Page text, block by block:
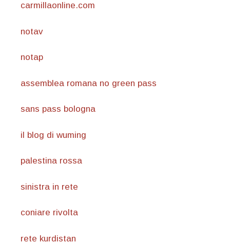
carmillaonline.com
notav
notap
assemblea romana no green pass
sans pass bologna
il blog di wuming
palestina rossa
sinistra in rete
coniare rivolta
rete kurdistan